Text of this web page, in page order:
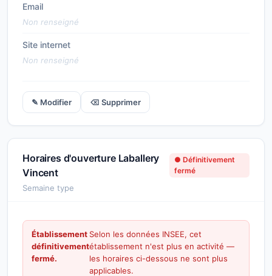
Email
Non renseigné
Site internet
Non renseigné
✎ Modifier ⌫ Supprimer
Horaires d'ouverture Laballery
Vincent
● Définitivement
fermé
Semaine type
Établissement
définitivement
fermé.
Selon les données INSEE, cet
établissement n'est plus en activité —
les horaires ci-dessous ne sont plus
applicables.